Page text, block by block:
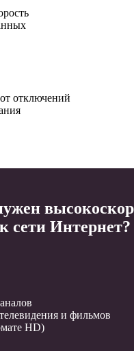
отключений
сети Интернет?
и фильмов
HD)